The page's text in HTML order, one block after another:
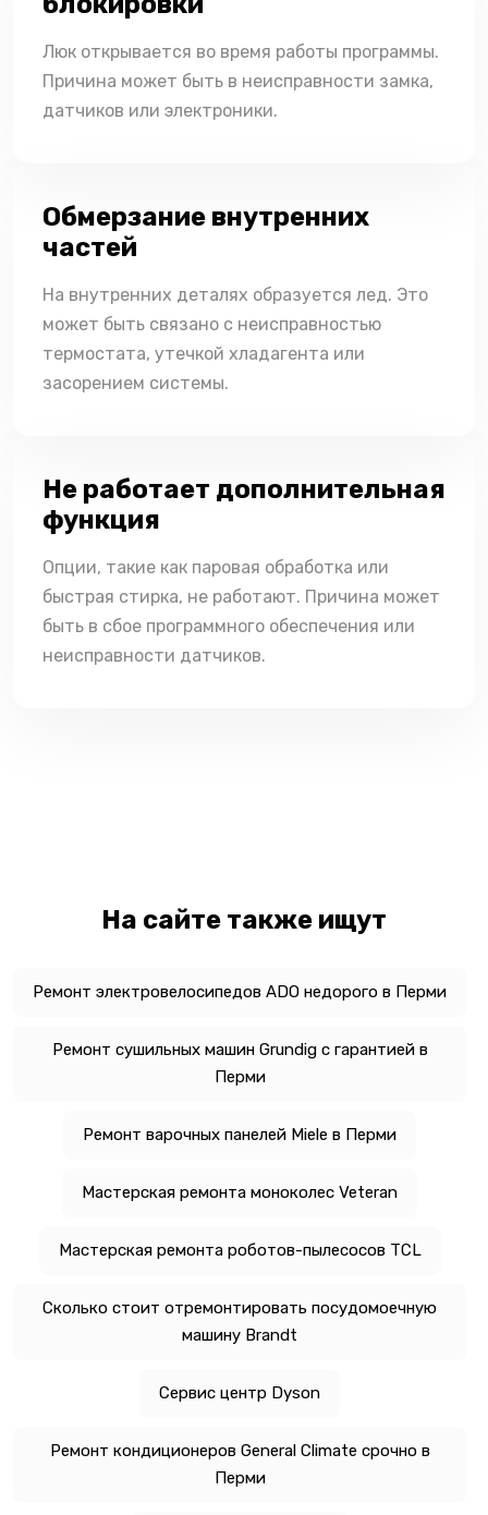
Люк открывается во время работы программы.
Причина может быть в неисправности замка,
датчиков или электроники.
Обмерзание внутренних
частей
На внутренних деталях образуется лед. Это
может быть связано с неисправностью
термостата, утечкой хладагента или
засорением системы.
Не работает дополнительная
функция
Опции, такие как паровая обработка или
быстрая стирка, не работают. Причина может
быть в сбое программного обеспечения или
неисправности датчиков.
На сайте также ищут
Ремонт электровелосипедов ADO недорого в Перми
Ремонт сушильных машин Grundig с гарантией в
Перми
Ремонт варочных панелей Miele в Перми
Мастерская ремонта моноколес Veteran
Мастерская ремонта роботов-пылесосов TCL
Сколько стоит отремонтировать посудомоечную
машину Brandt
Сервис центр Dyson
Ремонт кондиционеров General Climate срочно в
Перми